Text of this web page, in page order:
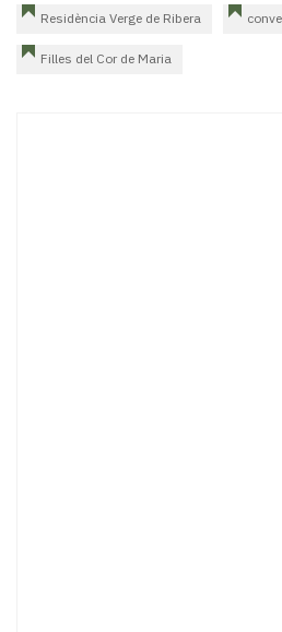
Residència Verge de Ribera
Filles del Cor de Maria